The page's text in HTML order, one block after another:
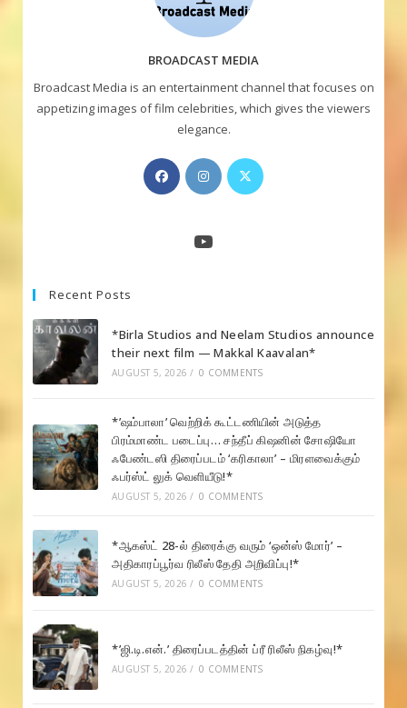
BROADCAST MEDIA
Broadcast Media is an entertainment channel that focuses on
appetizing images of film celebrities, which gives the viewers
elegance.
Opens
in
new
Opens
in
Opens
YouTube
Recent Posts
*Birla Studios and Neelam Studios announce
their next film — Makkal Kaavalan*
AUGUST 5, 2026 / 0 COMMENTS
*’ஷம்பாலா’ வெற்றிக் கூட்டணியின் அடுத்த
பிரம்மாண்ட படைப்பு… சந்தீப் கிஷனின் சோஷியோ
ஃபேண்டஸி திரைப்படம் ‘கரிகாலா’ – மிரளவைக்கும்
ஃபர்ஸ்ட் லுக் வெளியீடு!*
AUGUST 5, 2026 / 0 COMMENTS
*ஆகஸ்ட் 28-ல் திரைக்கு வரும் ‘ஒன்ஸ் மோர்’ –
அதிகாரப்பூர்வ ரிலீஸ் தேதி அறிவிப்பு!*
AUGUST 5, 2026 / 0 COMMENTS
*’ஜி.டி.என்.’ திரைப்படத்தின் ப்ரீ ரிலீஸ் நிகழ்வு!*
AUGUST 5, 2026 / 0 COMMENTS